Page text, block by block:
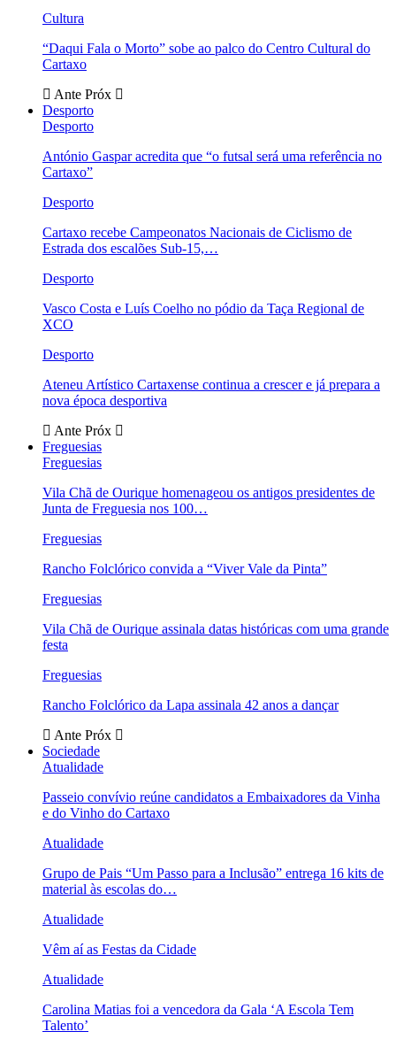
Cultura
“Daqui Fala o Morto” sobe ao palco do Centro Cultural do
Cartaxo
Ante Próx
Desporto
Desporto
António Gaspar acredita que “o futsal será uma referência no
Cartaxo”
Desporto
Cartaxo recebe Campeonatos Nacionais de Ciclismo de
Estrada dos escalões Sub-15,…
Desporto
Vasco Costa e Luís Coelho no pódio da Taça Regional de
XCO
Desporto
Ateneu Artístico Cartaxense continua a crescer e já prepara a
nova época desportiva
Ante Próx
Freguesias
Freguesias
Vila Chã de Ourique homenageou os antigos presidentes de
Junta de Freguesia nos 100…
Freguesias
Rancho Folclórico convida a “Viver Vale da Pinta”
Freguesias
Vila Chã de Ourique assinala datas históricas com uma grande
festa
Freguesias
Rancho Folclórico da Lapa assinala 42 anos a dançar
Ante Próx
Sociedade
Atualidade
Passeio convívio reúne candidatos a Embaixadores da Vinha
e do Vinho do Cartaxo
Atualidade
Grupo de Pais “Um Passo para a Inclusão” entrega 16 kits de
material às escolas do…
Atualidade
Vêm aí as Festas da Cidade
Atualidade
Carolina Matias foi a vencedora da Gala ‘A Escola Tem
Talento’